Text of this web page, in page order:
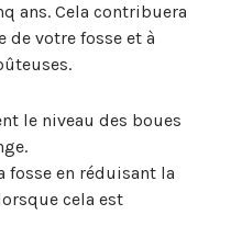
ans. Cela contribuera
de votre fosse et à
le niveau des boues
fosse en réduisant la
cela est